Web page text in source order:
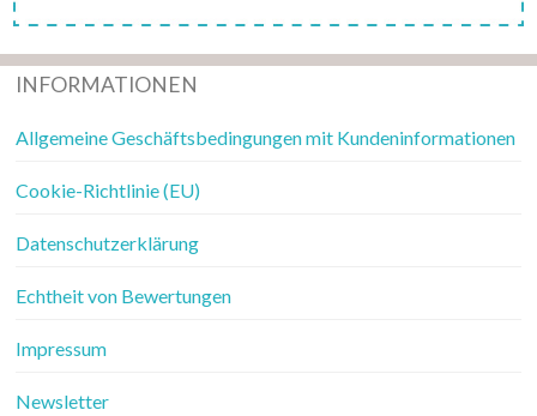
INFORMATIONEN
Allgemeine Geschäftsbedingungen mit Kundeninformationen
Cookie-Richtlinie (EU)
Datenschutzerklärung
Echtheit von Bewertungen
Impressum
Newsletter